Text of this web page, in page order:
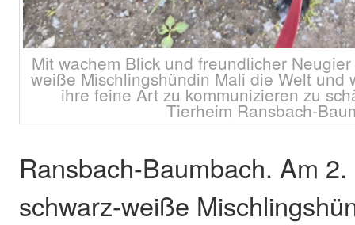
Mit wachem Blick und freundlicher
weiße Mischlingshündin Mali die Welt und
ihre feine Art zu kommunizieren zu
Tierheim Ransbach-
Ransbach-Baumbach. Am
schwarz-weiße